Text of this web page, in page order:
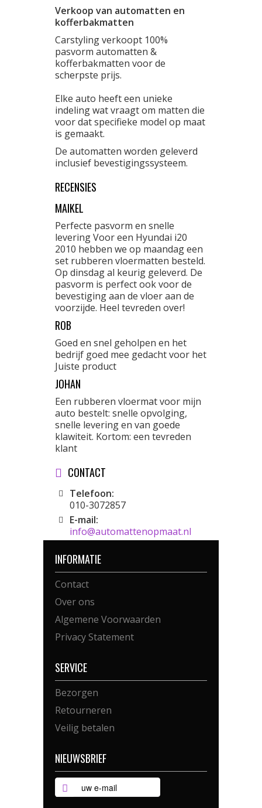
Verkoop van automatten en
kofferbakmatten
Carstyling verkoopt 100%
pasvorm automatten &
kofferbakmatten voor de
scherpste prijs.
Elke auto heeft een unieke
indeling wat vraagt om matten die
voor dat specifieke model op maat
is gemaakt.
De automatten worden geleverd
inclusief bevestigingssysteem.
RECENSIES
MAIKEL
Perfecte pasvorm en snelle
levering Voor een Hyundai i20
2010 hebben we op maandag een
set rubberen vloermatten besteld.
Op dinsdag al keurig geleverd. De
pasvorm is perfect ook voor de
bevestiging aan de vloer aan de
voorzijde. Heel tevreden over!
ROB
Goed en snel geholpen en het
bedrijf goed mee gedacht voor het
Juiste product
JOHAN
Een rubberen vloermat voor mijn
auto bestelt: snelle opvolging,
snelle levering en van goede
klawiteit. Kortom: een tevreden
klant
CONTACT
Telefoon:
010-3072857
E-mail:
info@automattenopmaat.nl
INFORMATIE
Contact
Over ons
Algemene Voorwaarden
Privacy Statement
SERVICE
Bezorgen
Retourneren
Veilig betalen
NIEUWSBRIEF